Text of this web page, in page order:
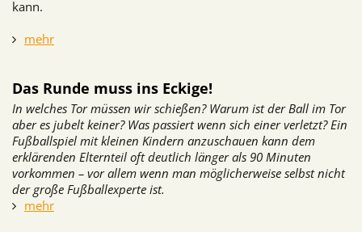
kann.
mehr
Das Runde muss ins Eckige!
In welches Tor müssen wir schießen? Warum ist der Ball im Tor
aber es jubelt keiner? Was passiert wenn sich einer verletzt?Ein
Fußballspiel mit kleinen Kindern anzuschauen kann dem
erklärenden Elternteil oft deutlich länger als 90 Minuten
vorkommen – vor allem wenn man möglicherweise selbst nicht
der große Fußballexperte ist.
mehr